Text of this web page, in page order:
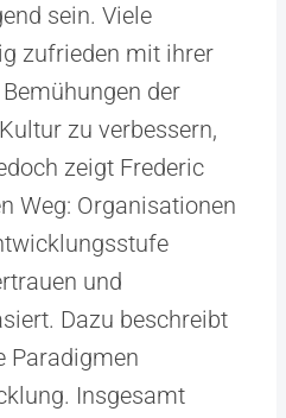
sein. Viele
zufrieden mit ihrer
der
zu verbessern,
zeigt Frederic
Weg: Organisationen
und
Dazu beschreibt
Paradigmen
Insgesamt